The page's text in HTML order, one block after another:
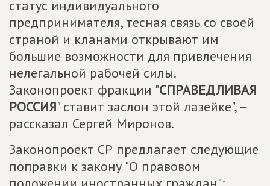
статус индивидуального
предпринимателя, тесная связь со своей
страной и кланами открывают им
большие возможности для привлечения
нелегальной рабочей силы.
Законопроект фракции "СПРАВЕДЛИВАЯ
РОССИЯ" ставит заслон этой лазейке", –
рассказал Сергей Миронов.
Законопроект СР предлагает следующие
поправки к закону "О правовом